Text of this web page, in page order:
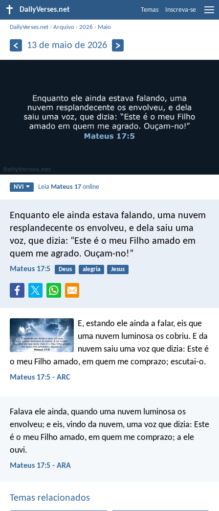
DailyVerses.net Temas Inscreva-se
DailyVerses.net ›Arquivo ›2026 › Maio
13 de maio de 2026
NVI Leia Mateus 17 online
Enquanto ele ainda estava falando, uma nuvem
resplandecente os envolveu, e dela saiu uma
voz, que dizia: “Este é o meu Filho amado em
quem me agrado. Ouçam-no!”
Mateus 17:5 Deus alegria Jesus
E, estando ele ainda a falar, eis que
uma nuvem luminosa os cobriu. E da
nuvem saiu uma voz que dizia: Este é
o meu Filho amado, em quem me comprazo; escutai-o.
Mateus 17:5 - ARC
Falava ele ainda, quando uma nuvem luminosa os
envolveu; e eis, vindo da nuvem, uma voz que dizia: Este
é o meu Filho amado, em quem me comprazo; a ele
ouvi.
Mateus 17:5 - ARA
Temas relacionados